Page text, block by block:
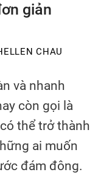
giản
CHAU
và nhanh
còn gọi là
thể trở thành
ai muốn
đám đông.